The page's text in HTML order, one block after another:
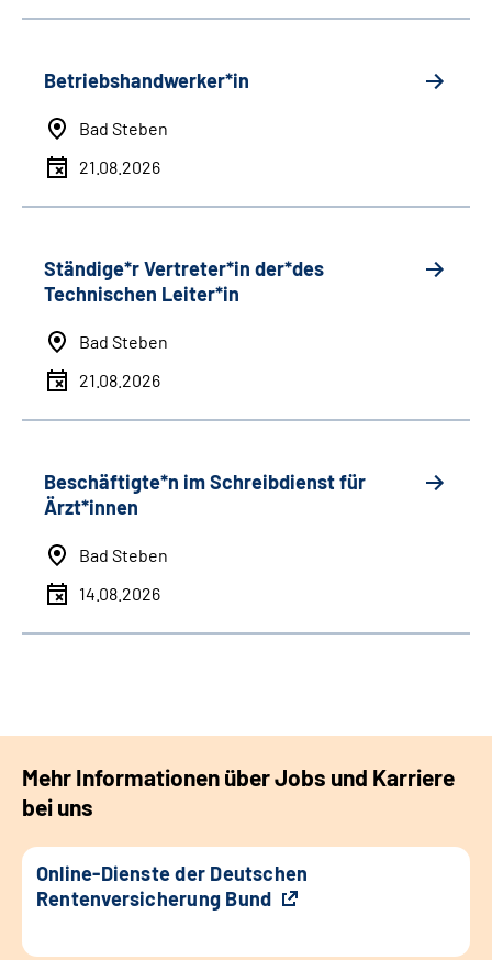
Betriebshandwerker*in
Bad Steben
21.08.2026
Ständige*r Vertreter*in der*des
Technischen Leiter*in
Bad Steben
21.08.2026
Beschäftigte*n im Schreibdienst für
Ärzt*innen
Bad Steben
14.08.2026
Mehr Informationen über Jobs und Karriere
bei uns
Online-Dienste der Deutschen
Rentenversicherung Bund